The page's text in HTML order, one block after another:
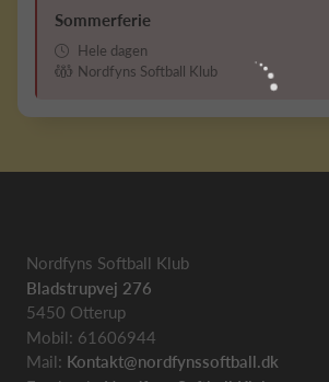
Sommerferie
Hele dagen
Nordfyns Softball Klub
Nordfyns Softball Klub
Bladstrupvej 276
5450 Otterup
Mobil: 61606944
Mail: Kontakt@nordfynssoftball.dk